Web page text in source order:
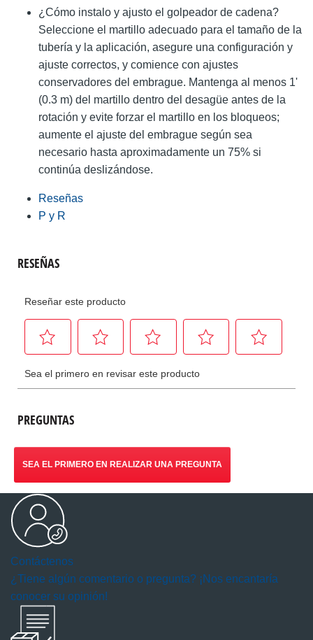
¿Cómo instalo y ajusto el golpeador de cadena?
Seleccione el martillo adecuado para el tamaño de la
tubería y la aplicación, asegure una configuración y
ajuste correctos, y comience con ajustes
conservadores del embrague. Mantenga al menos 1'
(0.3 m) del martillo dentro del desagüe antes de la
rotación y evite forzar el martillo en los bloqueos;
aumente el ajuste del embrague según sea
necesario hasta aproximadamente un 75% si
continúa deslizándose.
Reseñas
P y R
PREGUNTAS
SEA EL PRIMERO EN REALIZAR UNA PREGUNTA
Contáctenos
¿Tiene algún comentario o pregunta? ¡Nos encantaría
conocer su opinión!